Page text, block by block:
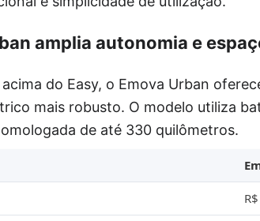
amplia autonomia e
do Easy, o Emova Urban
mais robusto. O modelo utiliza
de até 330 quilômetros.